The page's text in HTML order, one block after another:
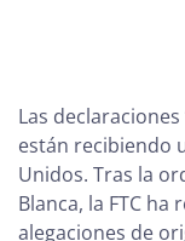
Las declaraciones
están recibiendo
Unidos. Tras la
Blanca, la FTC
alegaciones de